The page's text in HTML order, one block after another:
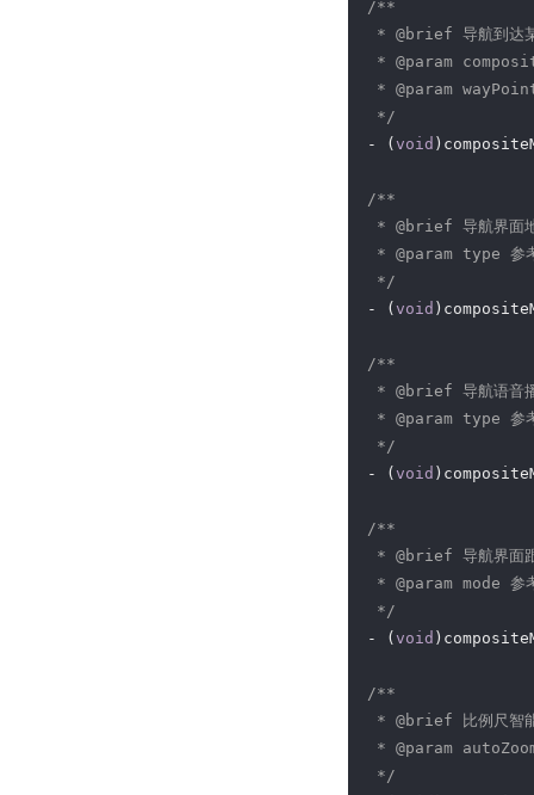
/**
* @brief 导航到
* @param
* @param
*/
- ( void
/**
* @brief 导航界
* @param type 参
*/
- ( void
/**
* @brief 导航语
* @param type 参
*/
- ( void
/**
* @brief 导航界
* @param mode 参
*/
- ( void
/**
* @brief 比例尺
* @param
*/